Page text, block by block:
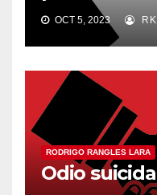
OCT 5, 2023 RK
RODRIGO RANGLES LARA
Odio suicida